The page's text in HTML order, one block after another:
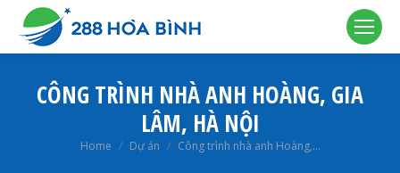
CÔNG TRÌNH NHÀ ANH HOÀNG, GIA
LÂM, HÀ NỘI
You are here:
Home Dự án Công trình nhà anh Hoàng,…